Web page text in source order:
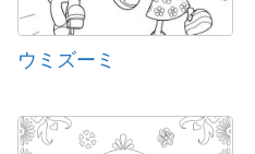
ウミズーミ